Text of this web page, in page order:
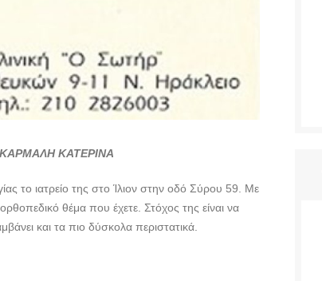
ΚΑΤΕΡΙΝΑ
το ιατρείο της στο Ίλιον στην οδό Σύρου 59. Με
θέμα που έχετε. Στόχος της είναι να
και τα πιο δύσκολα περιστατικά.